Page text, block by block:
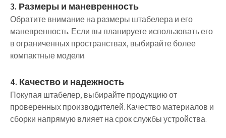
3. Размеры и маневренность
Обратите внимание на размеры штабелера и его
маневренность. Если вы планируете использовать его
в ограниченных пространствах, выбирайте более
компактные модели.
4. Качество и надежность
Покупая штабелер, выбирайте продукцию от
проверенных производителей. Качество материалов и
сборки напрямую влияет на срок службы устройства.